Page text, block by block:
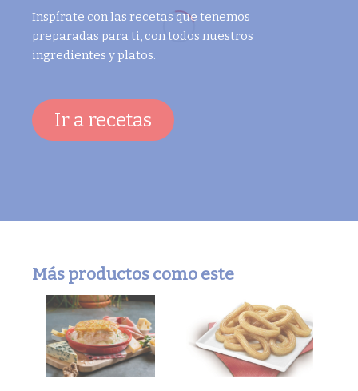
Inspírate con las recetas que tenemos
preparadas para ti, con todos nuestros
ingredientes y platos.
Ir a recetas
Más productos como este